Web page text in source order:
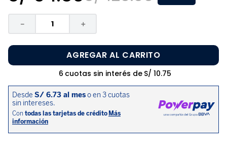
＋
－
AGREGAR AL CARRITO
6 cuotas sin interés de S/ 10.75